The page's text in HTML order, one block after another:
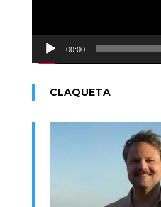
00:00
CLAQUETA